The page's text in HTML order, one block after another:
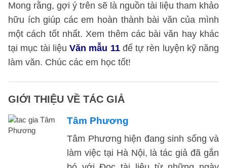
Mong rằng, gợi ý trên sẽ là nguồn tài liệu tham khảo
hữu ích giúp các em hoàn thành bài văn của mình
một cách tốt nhất. Xem thêm các bài văn hay khác
tại mục tài liệu Văn mẫu 11để tự rèn luyện kỹ năng
làm văn. Chúc các em học tốt!
GIỚI THIỆU VỀ TÁC GIẢ
Tâm Phương
Tâm Phương hiện đang sinh sống và
làm việc tại Hà Nội, là tác giả đã gắn